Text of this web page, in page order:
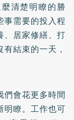
清楚明瞭的勝
事需要的投入程
、居家修繕、打
結束的一天，
們會花更多時間
明瞭。工作也可